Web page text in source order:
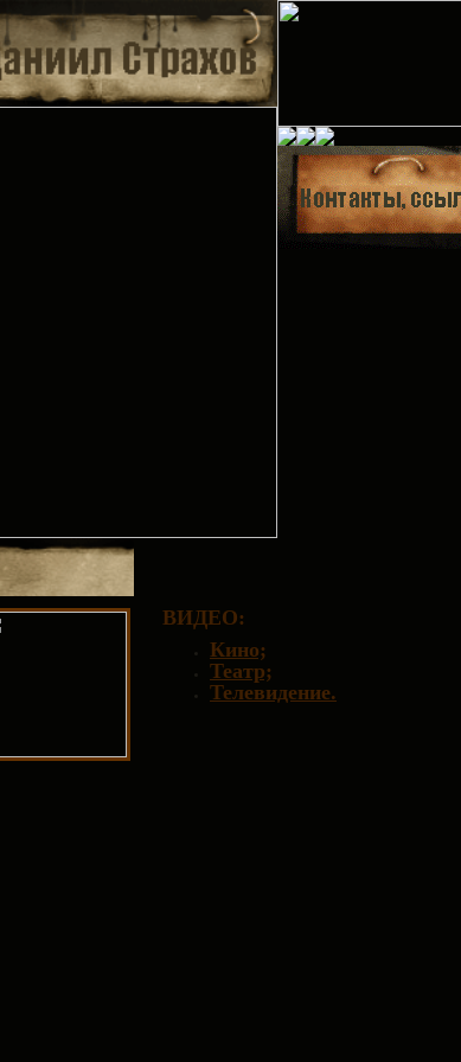
ВИДЕО:
Кино;
Театр;
Телевидение.